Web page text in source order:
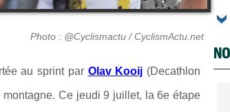
Photo : @Cyclismactu / CyclismActu.net
au sprint par Olav Kooij (Decathlon
Ce jeudi 9 juillet, la 6e étape